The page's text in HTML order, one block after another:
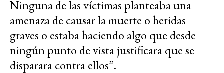
Ninguna de las víctimas planteaba una
amenaza de causar la muerte o heridas
graves o estaba haciendo algo que desde
ningún punto de vista justificara que se
disparara contra ellos”.